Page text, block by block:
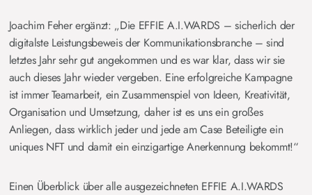
Joachim Feher ergänzt: „Die EFFIE A.I.WARDS – sicherlich der
digitalste Leistungsbeweis der Kommunikationsbranche – sind
letztes Jahr sehr gut angekommen und es war klar, dass wir sie
auch dieses Jahr wieder vergeben. Eine erfolgreiche Kampagne
ist immer Teamarbeit, ein Zusammenspiel von Ideen, Kreativität,
Organisation und Umsetzung, daher ist es uns ein großes
Anliegen, dass wirklich jeder und jede am Case Beteiligte ein
uniques NFT und damit ein einzigartige Anerkennung bekommt!“
Einen Überblick über alle ausgezeichneten EFFIE A.I.WARDS